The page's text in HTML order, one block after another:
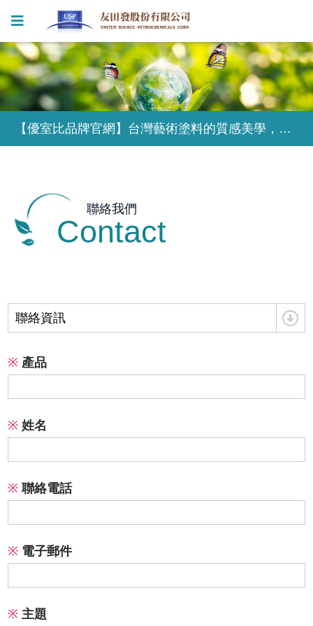
【優室比品牌官網】台灣藝術塗料的質感美學，為獨特的設計風格塑造無限可能
【優室比品牌官網】台灣藝術塗料的質感美學，為獨特的設計風格塑造無限可能
聯絡我們
Contact
聯絡資訊
※ 產品
※ 姓名
※ 聯絡電話
※ 電子郵件
※ 主題